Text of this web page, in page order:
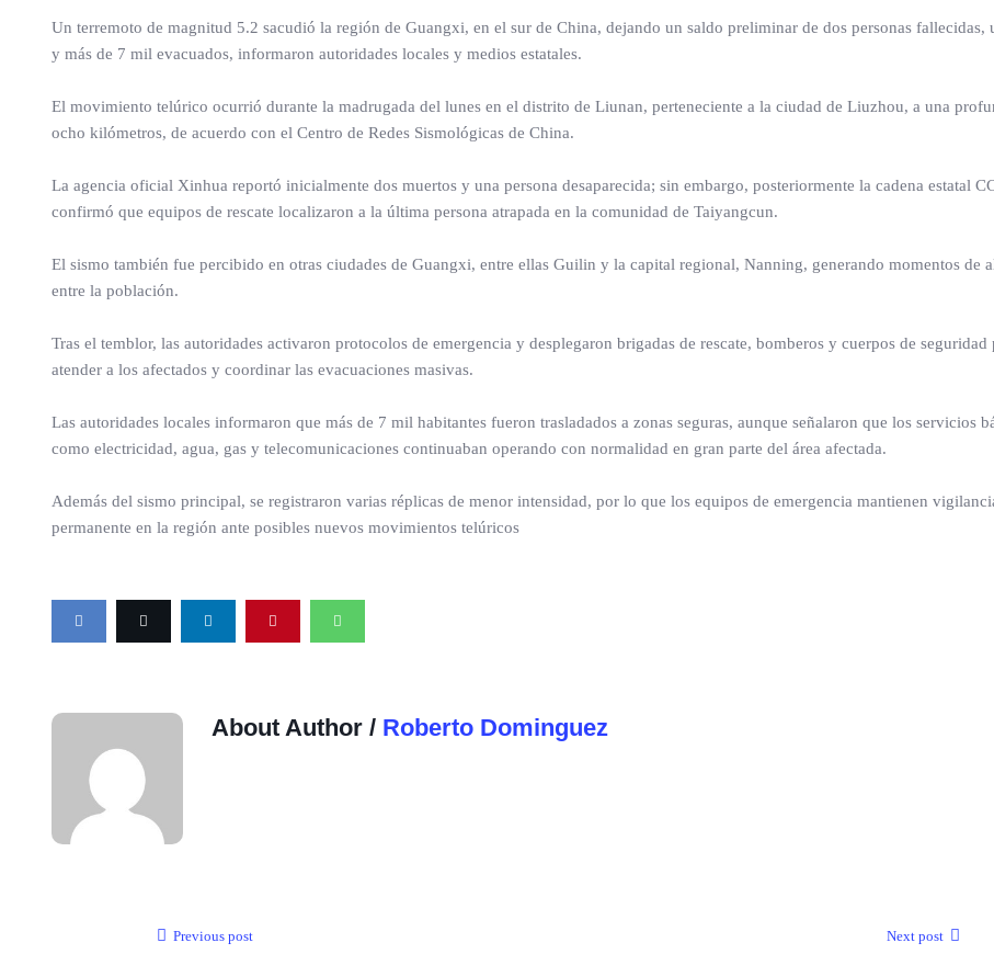
Un terremoto de magnitud 5.2 sacudió la región de Guangxi, en el sur de China, dejando un saldo preliminar de dos personas fallecidas,
y más de 7 mil evacuados, informaron autoridades locales y medios estatales.
El movimiento telúrico ocurrió durante la madrugada del lunes en el distrito de Liunan, perteneciente a la ciudad de Liuzhou, a una
ocho kilómetros, de acuerdo con el Centro de Redes Sismológicas de China.
La agencia oficial Xinhua reportó inicialmente dos muertos y una persona desaparecida; sin embargo, posteriormente la cadena estatal
confirmó que equipos de rescate localizaron a la última persona atrapada en la comunidad de Taiyangcun.
El sismo también fue percibido en otras ciudades de Guangxi, entre ellas Guilin y la capital regional, Nanning, generando momentos de
entre la población.
Tras el temblor, las autoridades activaron protocolos de emergencia y desplegaron brigadas de rescate, bomberos y cuerpos de seguridad
atender a los afectados y coordinar las evacuaciones masivas.
Las autoridades locales informaron que más de 7 mil habitantes fueron trasladados a zonas seguras, aunque señalaron que los servicios
como electricidad, agua, gas y telecomunicaciones continuaban operando con normalidad en gran parte del área afectada.
Además del sismo principal, se registraron varias réplicas de menor intensidad, por lo que los equipos de emergencia mantienen
permanente en la región ante posibles nuevos movimientos telúricos
About Author / Roberto Dominguez
Previous post Next post